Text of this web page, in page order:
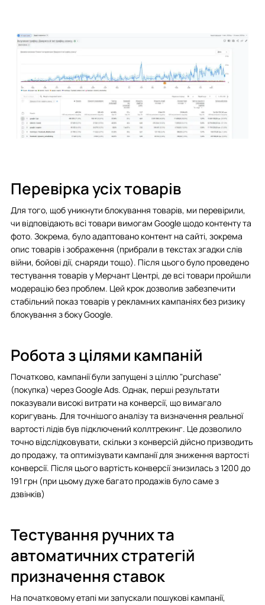
Перевірка усіх товарів
Для того, щоб уникнути блокування товарів, ми перевірили,
чи відповідають всі товари вимогам Google щодо контенту та
фото. Зокрема, було адаптовано контент на сайті, зокрема
опис товарів і зображення (прибрали в текстах згадки слів
війни, бойові дії, снаряди тощо). Після цього було проведено
тестування товарів у Мерчант Центрі, де всі товари пройшли
модерацію без проблем. Цей крок дозволив забезпечити
стабільний показ товарів у рекламних кампаніях без ризику
блокування з боку Google.
Робота з цілями кампаній
Початково, кампанії були запущені з ціллю "purchase"
(покупка) через Google Ads. Однак, перші результати
показували високі витрати на конверсії, що вимагало
коригувань. Для точнішого аналізу та визначення реальної
вартості лідів був підключений коллтрекинг. Це дозволило
точно відслідковувати, скільки з конверсій дійсно призводить
до продажу, та оптимізувати кампанії для зниження вартості
конверсії. Після цього вартість конверсії знизилась з 1200 до
191 грн (при цьому дуже багато продажів було саме з
дзвінків)
Тестування ручних та
автоматичних стратегій
призначення ставок
На початковому етапі ми запускали пошукові кампанії,